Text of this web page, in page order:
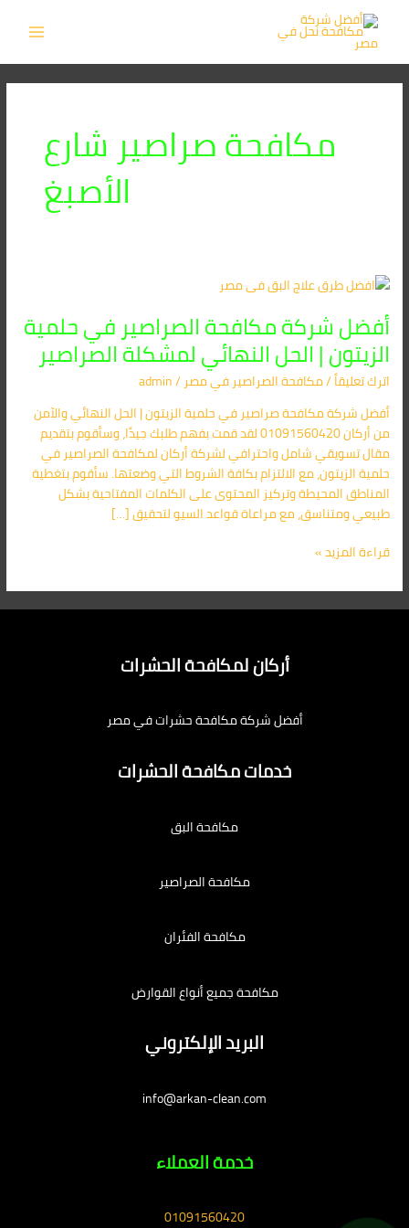
المحتوى
مكافحة صراصير شارع
الأصبغ
أفضل شركة مكافحة الصراصير في حلمية
الزيتون | الحل النهائي لمشكلة الصراصير
اترك تعليقاً/مكافحة الصراصير​ في مصر/
admin
أفضل شركة مكافحة صراصير في حلمية الزيتون | الحل النهائي والآمن
من أركان 01091560420 لقد قمت بفهم طلبك جيدًا، وسأقوم بتقديم
مقال تسويقي شامل واحترافي لشركة أركان لمكافحة الصراصير في
حلمية الزيتون، مع الالتزام بكافة الشروط التي وضعتها. سأقوم بتغطية
المناطق المحيطة وتركيز المحتوى على الكلمات المفتاحية بشكل
طبيعي ومتناسق، مع مراعاة قواعد السيو لتحقيق […]
أفضل
مكافحة
الصراصير
في
حلمية
الزيتون
|
الحل
النهائي
لمشكلة
الصراصير
قراءة المزيد »
أركان لمكافحة الحشرات
أفضل شركة مكافحة حشرات في مصر
خدمات مكافحة الحشرات
مكافحة البق
مكافحة الصراصير
مكافحة الفئران
مكافحة جميع أنواع القوارض
البريد الإلكتروني
info@arkan-clean.com
خدمة العملاء
01091560420